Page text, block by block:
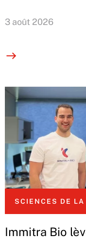
3 août 2026
SCIENCES DE LA
Immitra Bio